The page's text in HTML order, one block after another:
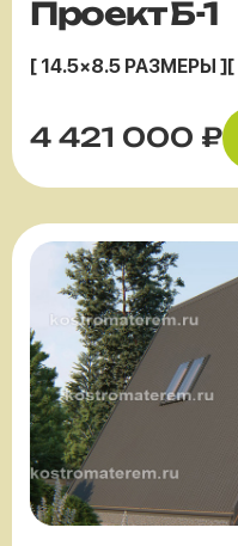
Проект Б-1
[ 14.5×8.5 РАЗМЕРЫ ]
4 421 000 ₽